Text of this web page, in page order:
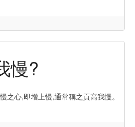
慢?
之心,即增上慢,通常稱之貢高我慢。